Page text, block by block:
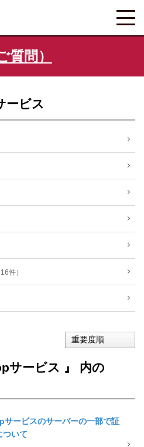
問）
ービス
16
重要度順
サービス 』 内の
ービスのサーバーの一部で証
ついて